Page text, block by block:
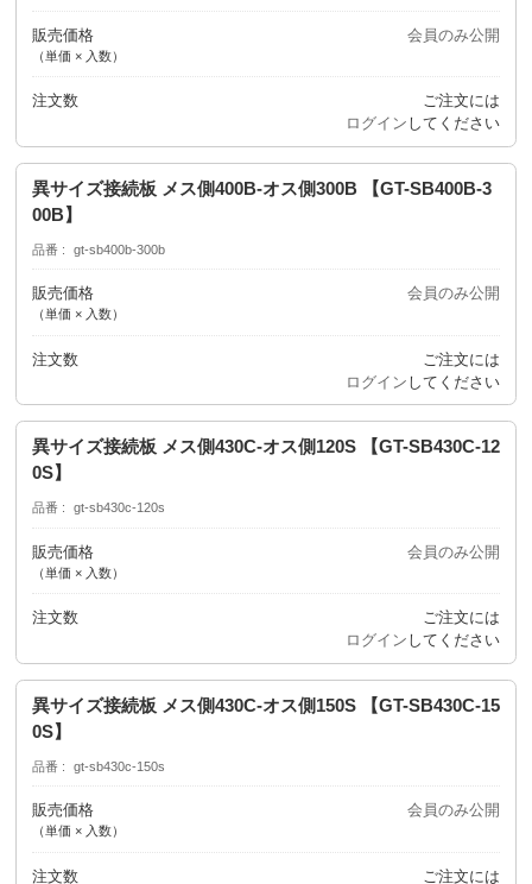
販売価格
（単価 × 入数）
会員のみ公開
注文数
ご注文には
ログイン してください
異サイズ接続板 メス側400B-オス側300B 【GT-SB400B-3
00B】
品番 gt-sb400b-300b
販売価格
（単価 × 入数）
会員のみ公開
注文数
ご注文には
ログイン してください
異サイズ接続板 メス側430C-オス側120S 【GT-SB430C-12
0S】
品番 gt-sb430c-120s
販売価格
（単価 × 入数）
会員のみ公開
注文数
ご注文には
ログイン してください
異サイズ接続板 メス側430C-オス側150S 【GT-SB430C-15
0S】
品番 gt-sb430c-150s
販売価格
（単価 × 入数）
会員のみ公開
注文数 ご注文には